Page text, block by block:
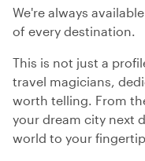
We're always
of every destination.
This is not just a
travel magicians,
worth telling. From
your dream city next
world to your